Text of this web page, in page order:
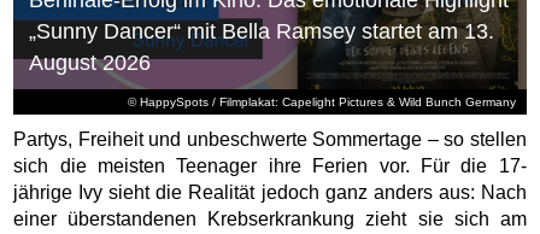
© HappySpots / Filmplakat: Capelight Pictures & Wild Bunch Germany
„Sunny Dancer“ mit Bella Ramsey startet am 13.
August 2026
Partys, Freiheit und unbeschwerte Sommertage – so stellen
sich die meisten Teenager ihre Ferien vor. Für die 17-
jährige Ivy sieht die Realität jedoch ganz anders aus: Nach
einer überstandenen Krebserkrankung zieht sie sich am